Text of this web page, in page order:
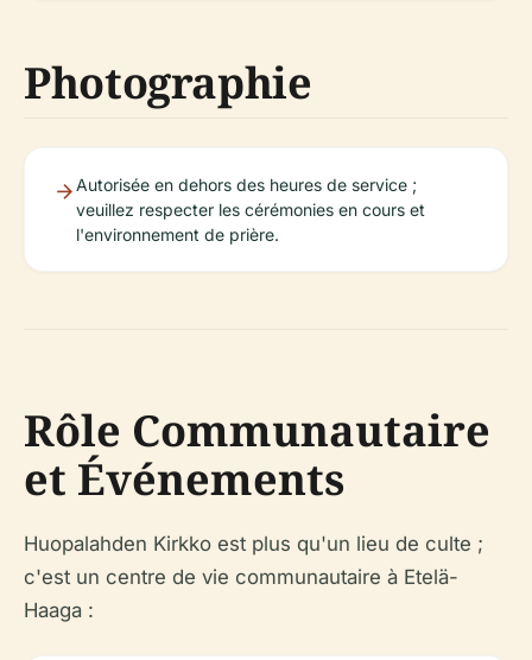
Photographie
Autorisée en dehors des heures de service ;
veuillez respecter les cérémonies en cours et
l'environnement de prière.
Rôle Communautaire
et Événements
Huopalahden Kirkko est plus qu'un lieu de culte ;
c'est un centre de vie communautaire à Etelä-
Haaga :